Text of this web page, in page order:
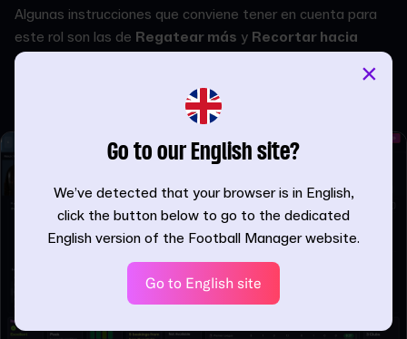
Algunas instrucciones que conviene tener en cuenta para
este rol son las de Regatear más y Recortar hacia
dentro con el balón
esperables, ya que te aseguras de que el jugador conserve
el esférico en vez de cederlo cuando le llegue en transición.
Go to our English site?
We’ve detected that your browser is in English,
click the button below to go to the dedicated
English version of the Football Manager website.
Go to English site
×